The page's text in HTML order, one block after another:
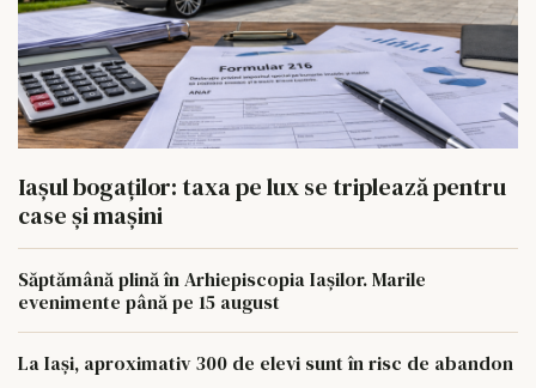
Iașul bogaților: taxa pe lux se triplează pentru
case și mașini
Săptămână plină în Arhiepiscopia Iașilor. Marile
evenimente până pe 15 august
La Iași, aproximativ 300 de elevi sunt în risc de abandon